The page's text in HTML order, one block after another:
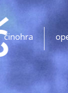
činohra